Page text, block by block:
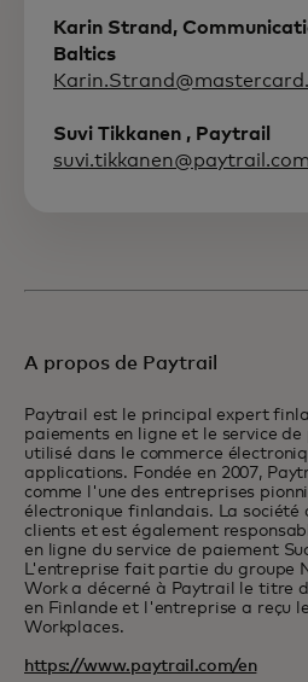
Karin Strand,
Baltics
Suvi Tikkanen , Paytrail
suvi.tikkanen@paytrail.com
A propos de Paytrail
Paytrail est le principal expert
paiements en ligne et le service
utilisé dans le commerce
applications. Fondée en 2007,
comme l'une des entreprises
électronique finlandais. La société
clients et est également
en ligne du service de paiement
L'entreprise fait partie du groupe
Work a décerné à Paytrail le titre
en Finlande et l'entreprise a reçu
Workplaces.
https://www.paytrail.com/en